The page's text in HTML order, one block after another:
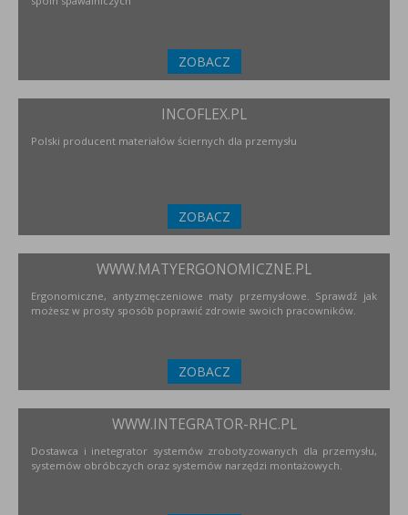
ZOBACZ
INCOFLEX.PL
Polski producent materiałów ściernych dla przemysłu
ZOBACZ
WWW.MATYERGONOMICZNE.PL
Ergonomiczne, antyzmęczeniowe maty przemysłowe. Sprawdź jak
możesz w prosty sposób poprawić zdrowie swoich pracowników.
ZOBACZ
WWW.INTEGRATOR-RHC.PL
Dostawca i inetegrator systemów zrobotyzowanych dla przemysłu,
systemów obróbczych oraz systemów narzędzi montażowych.